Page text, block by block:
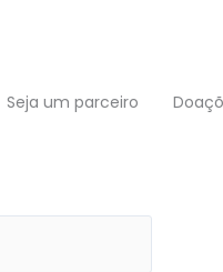
Seja um parceiro